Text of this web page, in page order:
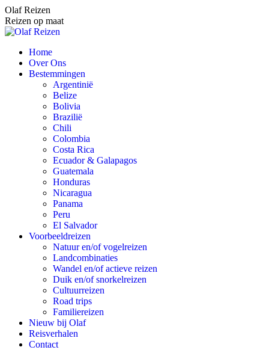
Spring
naar
content
Olaf Reizen
Reizen op maat
Home
Over Ons
Bestemmingen
Argentinië
Belize
Bolivia
Brazilië
Chili
Colombia
Costa Rica
Ecuador & Galapagos
Guatemala
Honduras
Nicaragua
Panama
Peru
El Salvador
Voorbeeldreizen
Natuur en/of vogelreizen
Landcombinaties
Wandel en/of actieve reizen
Duik en/of snorkelreizen
Cultuurreizen
Road trips
Familiereizen
Nieuw bij Olaf
Reisverhalen
Contact